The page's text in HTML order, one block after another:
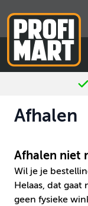
Afhalen
Afhalen niet
Wil je je
Helaas, dat
geen fysieke